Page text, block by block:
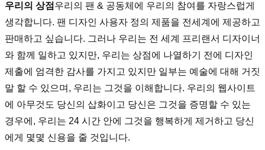
우리의 상점 우리의 팬 & 공동체에 우리의 참여를 자랑스럽게
생각합니다. 팬 디자인 사용자 정의 제품을 전세계에 제공하고
판매하고 싶습니다. 그러나 우리는 전 세계 프리랜서 디자이너
와 함께 일하고 있지만, 우리는 상점에 나열하기 전에 디자인
제출에 엄격한 감사를 가지고 있지만 일부는 예술에 대해 거짓
말 할 수 있으며, 우리는 그것을 이해합니다. 우리의 웹사이트
에 아무것도 당신의 삽화이고 당신은 그것을 증명할 수 있는
경우에, 우리는 24 시간 안에 그것을 행복하게 제거하고 당신
에게 몇몇 신용을 줄 것입니다.